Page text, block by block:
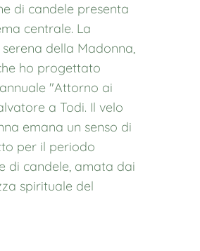
di candele presenta
centrale. La
della Madonna,
ho progettato
"Attorno ai
a Todi. Il velo
emana un senso di
per il periodo
di candele, amata dai
spirituale del